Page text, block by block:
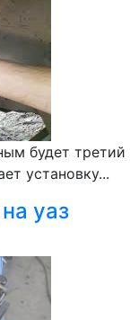
будет третий
установку...
уаз